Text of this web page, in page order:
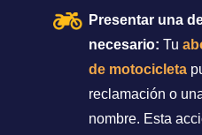
Presentar una
necesario: Tu
de motocicleta
reclamación o
nombre. Esta